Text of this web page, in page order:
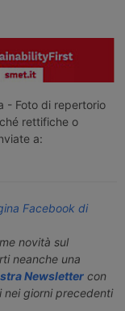
- Foto di repertorio
rettifiche o
a:
Facebook di
novità sul
neanche una
Newslettercon
giorni precedenti